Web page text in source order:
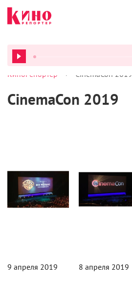
ВСЕ ПОДКАСТЫ
КиноРепортер > CinemaCon 2019
CinemaCon 2019
9 апреля 2019 8 апреля 2019